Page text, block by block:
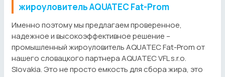
жироуловитель AQUATEC Fat-Prom
Именно поэтому мы предлагаем проверенное,
надежное и высокоэффективное решение –
промышленный жироуловитель AQUATEC Fat-Prom от
нашего словацкого партнера AQUATEC VFL s.r.o.
Slovakia. Это не просто емкость для сбора жира, это